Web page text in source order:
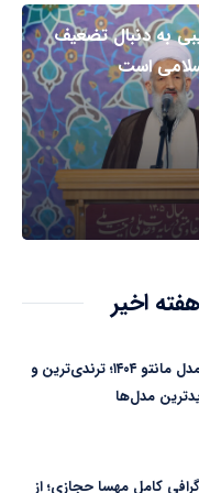
به دنبال تضعیف
است
اخیر
۱۵ مدل مانتو ۱۴۰۴؛ ترندی‌ترین و
مدل‌ها
کامل مهسا حجازی؛ از